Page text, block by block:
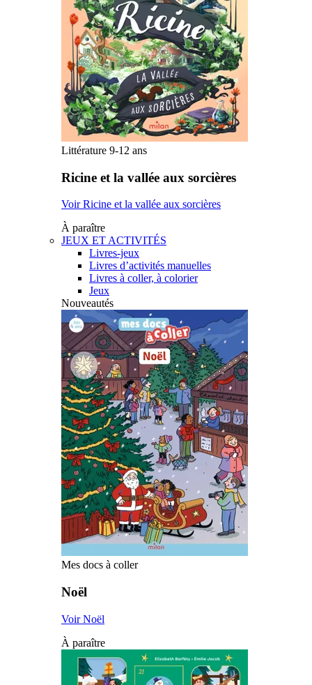
Littérature 9-12 ans
Ricine et la vallée aux sorcières
Voir Ricine et la vallée aux sorcières
À paraître
JEUX ET ACTIVITÉS
Livres-jeux
Livres d’activités manuelles
Livres à coller, à colorier
Jeux
Nouveautés
Mes docs à coller
Noël
Voir Noël
À paraître